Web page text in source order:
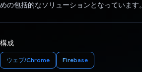
めの包括的なソリューションとなっています。
構成
ウェブ/Chrome Firebase